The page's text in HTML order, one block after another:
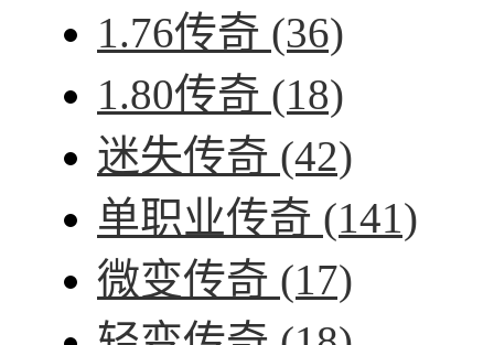
1.76传奇 (36)
1.80传奇 (18)
迷失传奇 (42)
单职业传奇 (141)
微变传奇 (17)